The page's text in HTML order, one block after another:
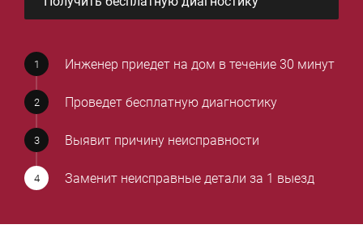
Инженер приедет на дом в течение 30 минут
Проведет бесплатную диагностику
Выявит причину неисправности
Заменит неисправные детали за 1 выезд